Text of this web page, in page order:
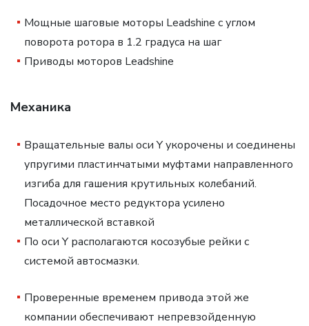
Мощные шаговые моторы Leadshine с углом
поворота ротора в 1.2 градуса на шаг
Приводы моторов Leadshine
Механика
Вращательные валы оси Y укорочены и соединены
упругими пластинчатыми муфтами направленного
изгиба для гашения крутильных колебаний.
Посадочное место редуктора усилено
металлической вставкой
По оси Y располагаются косозубые рейки с
системой автосмазки.
Проверенные временем привода этой же
компании обеспечивают непревзойденную